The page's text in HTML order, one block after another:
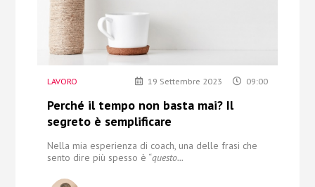
LAVORO 19 Settembre 2023 09:00
Perché il tempo non basta mai? Il
segreto è semplificare
Nella mia esperienza di coach, una delle frasi che
sento dire più spesso è “questo...